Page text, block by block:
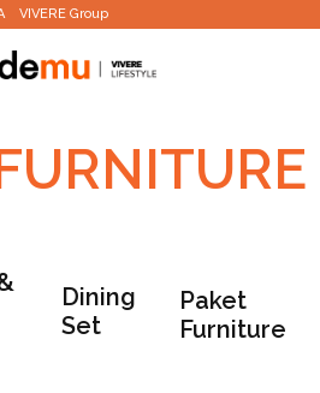
VIVERE Group
Dining
Set
Paket
Furniture